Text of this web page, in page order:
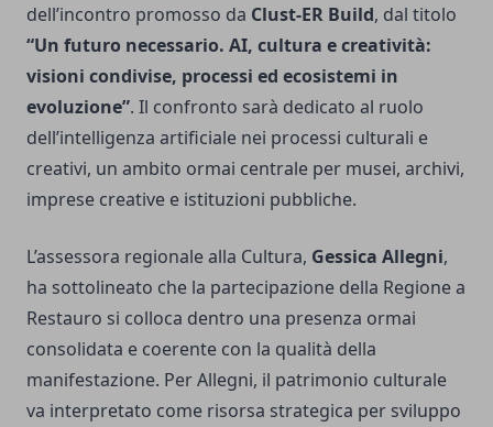
dell’incontro promosso da Clust-ER Build, dal titolo
“Un futuro necessario. AI, cultura e creatività:
visioni condivise, processi ed ecosistemi in
evoluzione”. Il confronto sarà dedicato al ruolo
dell’intelligenza artificiale nei processi culturali e
creativi, un ambito ormai centrale per musei, archivi,
imprese creative e istituzioni pubbliche.
L’assessora regionale alla Cultura, Gessica Allegni,
ha sottolineato che la partecipazione della Regione a
Restauro si colloca dentro una presenza ormai
consolidata e coerente con la qualità della
manifestazione. Per Allegni, il patrimonio culturale
va interpretato come risorsa strategica per sviluppo